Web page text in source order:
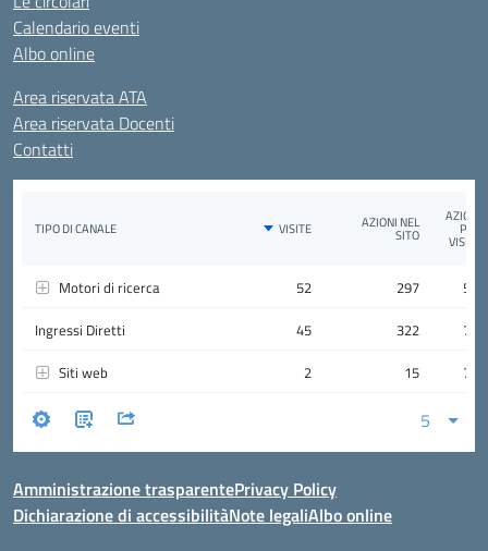
Calendario eventi
Albo online
Area riservata ATA
Area riservata Docenti
Contatti
Amministrazione trasparentePrivacy Policy
Dichiarazione di accessibilitàNote legaliAlbo online